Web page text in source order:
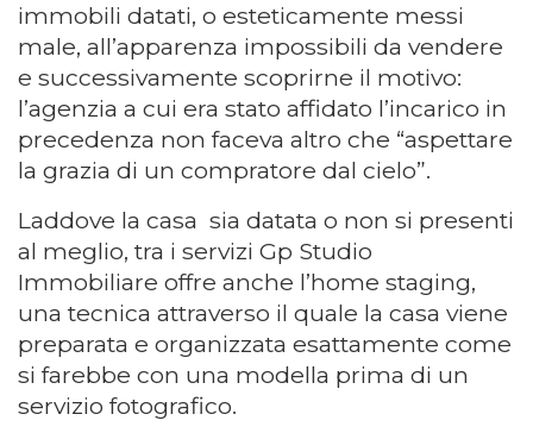
immobili datati, o esteticamente messi
male, all’apparenza impossibili da vendere
e successivamente scoprirne il motivo:
l’agenzia a cui era stato affidato l’incarico in
precedenza non faceva altro che “aspettare
la grazia di un compratore dal cielo”.
Laddove la casa sia datata o non si presenti
al meglio, tra i servizi Gp Studio
Immobiliare offre anche l’home staging,
una tecnica attraverso il quale la casa viene
preparata e organizzata esattamente come
si farebbe con una modella prima di un
servizio fotografico.